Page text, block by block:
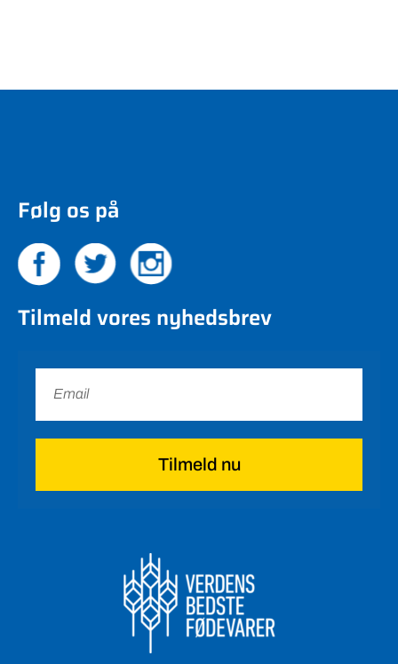
Følg os på
Tilmeld vores nyhedsbrev
Tilmeld nu